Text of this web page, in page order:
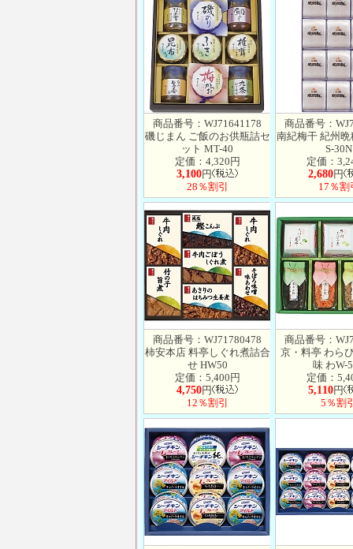
商品番号：WJ71641178
磯じまん ご飯のお供瓶詰セ
ット MT-40
定価：4,320円
3,100円
28％割引
商品番号：
南紀梅干 紀州晩
S-30N
定価：
2,680円
17％割
商品番号：WJ71780478
柿安本店 料亭しぐれ煮詰合
せ HW50
定価：5,400円
4,750円
12％割引
商品番号：
京・料亭 わら
味 わW-
定価：
5,110円
5％割